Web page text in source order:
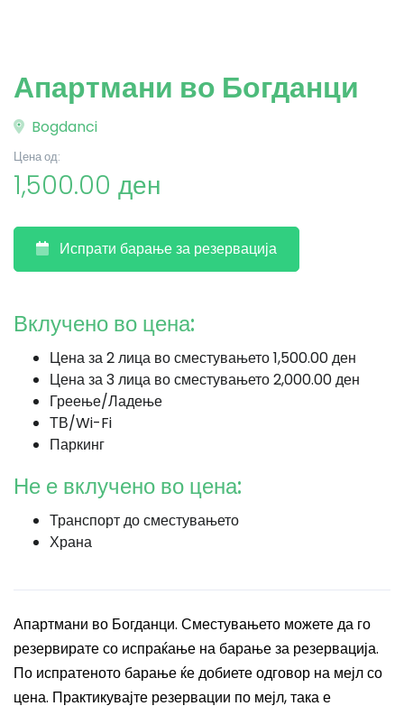
Апартмани во Богданци
Bogdanci
Цена од:
1,500.00 ден
Испрати барање за резервација
Вклучено во цена:
Цена за 2 лица во сместувањето 1,500.00 ден
Цена за 3 лица во сместувањето 2,000.00 ден
Греење/Ладење
ТВ/Wi-Fi
Паркинг
Не е вклучено во цена:
Транспорт до сместувањето
Храна
Апартмани во Богданци. Сместувањето можете да го
резервирате со испраќање на барање за резервација.
По испратеното барање ќе добиете одговор на мејл со
цена. Практикувајте резервации по мејл, така е